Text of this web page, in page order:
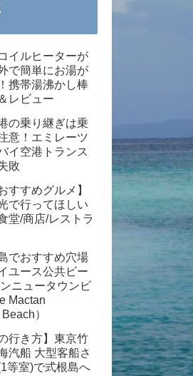
イルヒーターが
で簡単にお湯が
携帯湯沸かし棒
レビュー
の乗り継ぎは乗
意！エミレーツ
イ空港トランス
敗
すすめグルメ】
で行ってほしい
堂/商店/レストラ
でおすすめ穴場
ユース公共ビー
ニュータウンビ
Mactan
）
行き方】東京竹
汽船 大型客船さ
等室)で式根島へ